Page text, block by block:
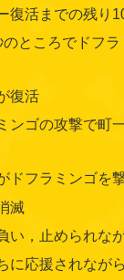
活までの残り
ところでドフラ
復活
ゴの攻撃で町
フラミンゴを
滅
，止められな
応援されなが